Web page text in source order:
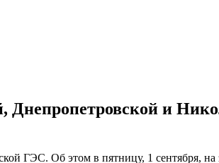
Днепропетровской и
ГЭС. Об этом в пятницу, 1 сентября, на